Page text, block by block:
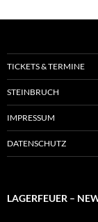
TICKETS & TERMINE
STEINBRUCH
IMPRESSUM
DATENSCHUTZ
LAGERFEUER –